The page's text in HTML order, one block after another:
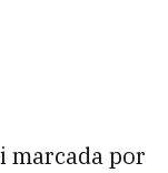
marcada por